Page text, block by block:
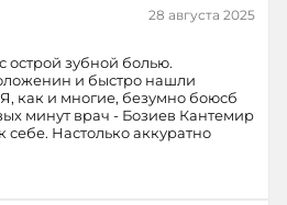
28 августа 2025
острой зубной болью.
и быстро нашли
как и многие, безумно боюсб
минут врач - Бозиев Кантемир
Настолько аккуратно